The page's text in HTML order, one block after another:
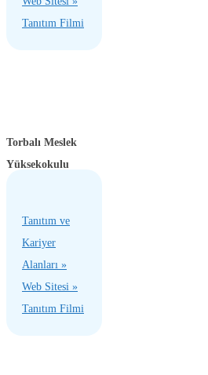
Tanıtım Filmi
Torbalı Meslek
Yüksekokulu
Tanıtım ve
Kariyer
Alanları »
Web Sitesi »
Tanıtım Filmi